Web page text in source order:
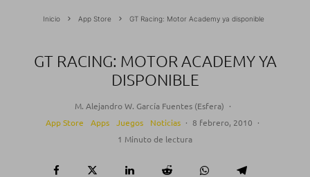
Inicio App Store GT Racing: Motor Academy ya disponible
GT RACING: MOTOR ACADEMY YA
DISPONIBLE
M. Alejandro W. García Fuentes (Esfera) ·
App Store
Apps Juegos Noticias · 8 febrero, 2010 ·
1 Minuto de lectura